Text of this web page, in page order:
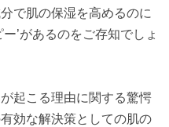
で肌の保湿を高めるのに
’があるのをご存知でしょ
起こる理由に関する驚愕
効な解決策としての肌の